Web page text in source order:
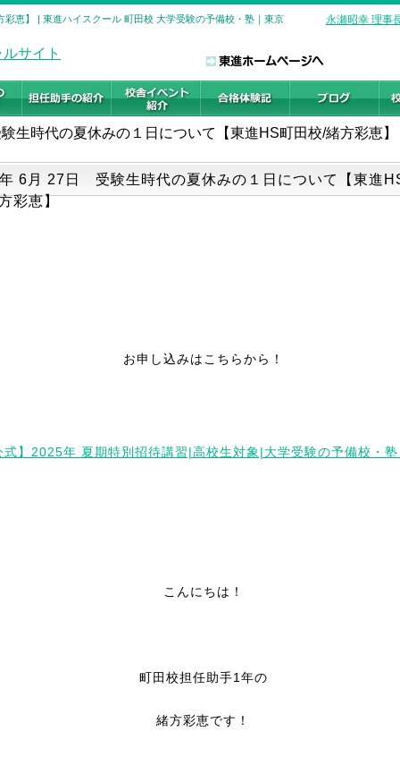
恵】 | 東進ハイスクール 町田校 大学受験の予備校・塾｜東京 永瀬昭幸 理事
生時代の夏休みの１日について【東進HS町田校/緒方彩恵】
6月 27日 受験生時代の夏休みの１日について【東進
彩恵】
お申し込みはこちらから！
式】2025年 夏期特別招待講習|高校生対象|大学受験の予備校・
こんにちは！
町田校担任助手1年の
緒方彩恵です！